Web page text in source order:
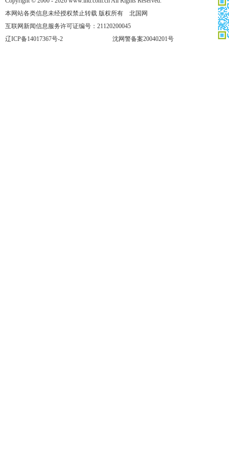
本网站各类信息未经授权禁止转载 版权所有 北国网
互联网新闻信息服务许可证编号：21120200045
辽ICP备14017367号-2
沈网警备案20040201号